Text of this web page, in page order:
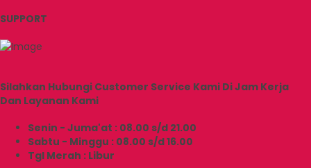
SUPPORT
Silahkan Hubungi Customer Service Kami Di Jam Kerja
Dan Layanan Kami
Senin - Juma'at : 08.00 s/d 21.00
Sabtu - Minggu : 08.00 s/d 16.00
Tgl Merah : Libur